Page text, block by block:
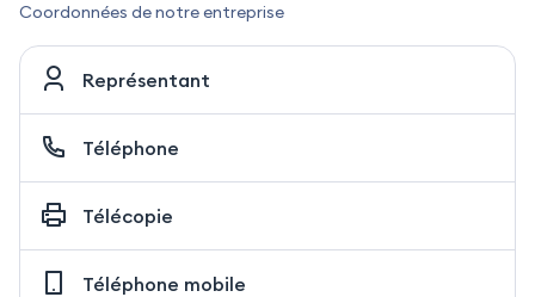
Coordonnées de notre entreprise
Représentant
Téléphone
Télécopie
Téléphone mobile